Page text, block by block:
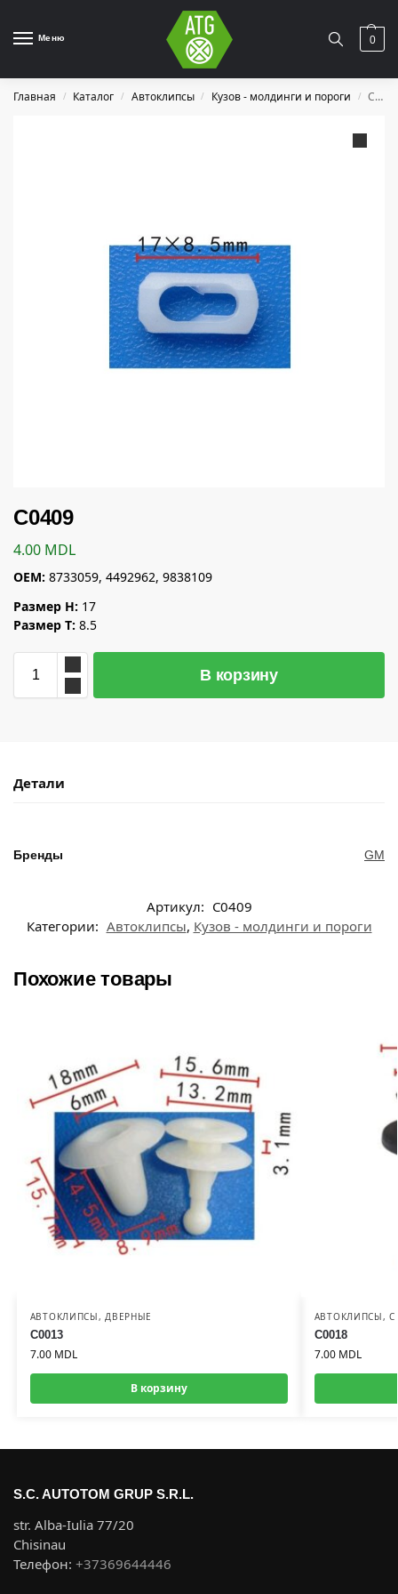
Меню 0
Главная / Каталог / Автоклипсы / Кузов - молдинги и пороги / C0409
C0409
4.00 MDL
OEM: 8733059, 4492962, 9838109
Размер H: 17
Размер T: 8.5
В корзину
Детали
Бренды GM
Артикул: C0409
Категории: Автоклипсы, Кузов - молдинги и пороги
Похожие товары
АВТОКЛИПСЫ,ДВЕРНЫЕ
C0013
7.00 MDL
В корзину
АВТОКЛИПСЫ,С
C0018
7.00 MDL
S.C. AUTOTOM GRUP S.R.L.
str. Alba-Iulia 77/20
Chisinau
Телефон: +37369644446